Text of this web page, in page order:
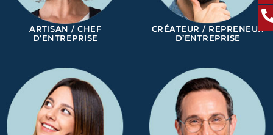
ARTISAN / CHEF
D’ENTREPRISE
CRÉATEUR / REPRENEUR
D’ENTREPRISE